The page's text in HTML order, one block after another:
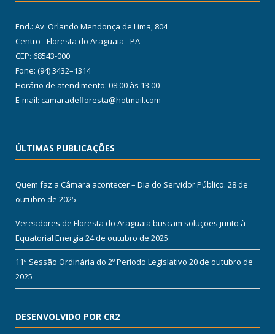
End.: Av. Orlando Mendonça de Lima, 804
Centro - Floresta do Araguaia - PA
CEP: 68543-000
Fone: (94) 3432–1314
Horário de atendimento: 08:00 às 13:00
E-mail: camaradefloresta@hotmail.com
ÚLTIMAS PUBLICAÇÕES
Quem faz a Câmara acontecer – Dia do Servidor Público. 28 de
outubro de 2025
Vereadores de Floresta do Araguaia buscam soluções junto à
Equatorial Energia 24 de outubro de 2025
11ª Sessão Ordinária do 2º Período Legislativo 20 de outubro de
2025
DESENVOLVIDO POR CR2